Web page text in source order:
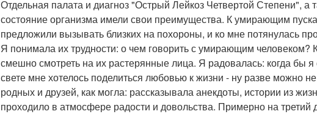
Отдельная палата и диагноз "Острый Лейкоз Четвертой Степени",
состояние организма имели свои преимущества. К умирающим
предложили вызывать близких на похороны, и ко мне потянулась
Я понимала их трудности: о чем говорить с умирающим
смешно смотреть на их растерянные лица. Я радовалась: когда бы
свете мне хотелось поделиться любовью к жизни - ну разве можно
родных и друзей, как могла: рассказывала анекдоты, истории из
проходило в атмосфере радости и довольства. Примерно на третий